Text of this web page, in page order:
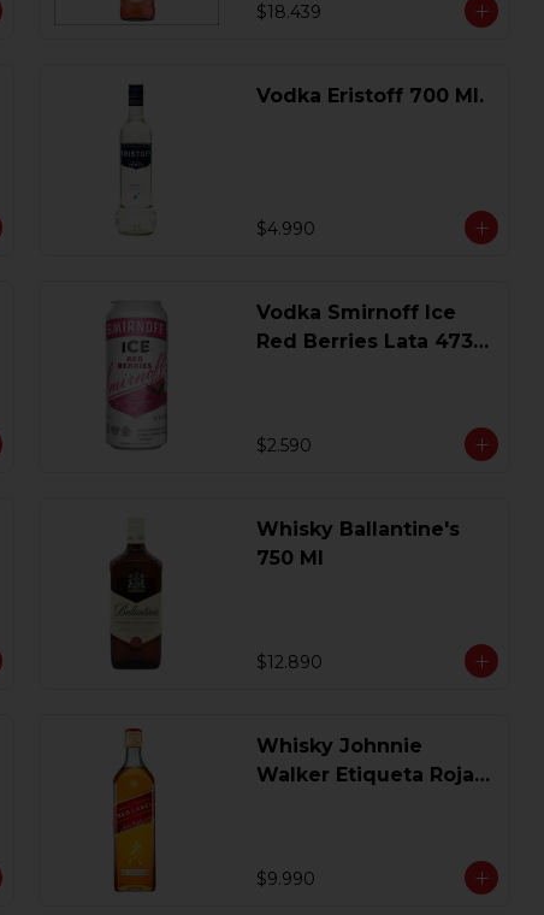
$18.439
Vodka Eristoff 700 Ml.
$4.990
Vodka Smirnoff Ice
Red Berries Lata 473
$2.590
Whisky Ballantine's
750 Ml
$12.890
Whisky Johnnie
Walker Etiqueta Roja
$9.990